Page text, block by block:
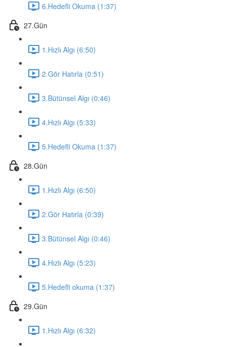
6.Hedefli Okuma (1:37)
27.Gün
1.Hızlı Algı (6:50)
2.Gör Hatırla (0:51)
3.Bütünsel Algı (0:46)
4.Hızlı Algı (5:33)
5.Hedefli Okuma (1:37)
28.Gün
1.Hızlı Algı (6:50)
2.Gör Hatırla (0:39)
3.Bütünsel Algı (0:46)
4.Hızlı Algı (5:23)
5.Hedefli okuma (1:37)
29.Gün
1.Hızlı Algı (6:32)